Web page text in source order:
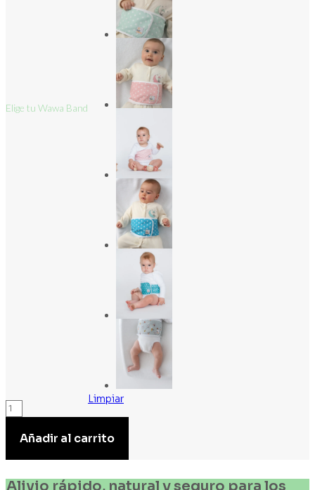
Elige tu Wawa Band
Limpiar
Wawa
cantidad
Añadir al carrito
Alivio rápido, natural y seguro para los